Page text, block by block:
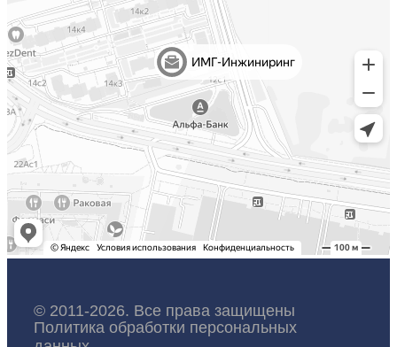
© 2011-2026. Все права защищены
Политика обработки персональных